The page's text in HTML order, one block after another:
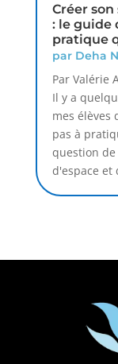
Créer
: le guide
pratique
par Deha
Par Valérie
Il y a
mes élèves
pas à
question
d'espace et